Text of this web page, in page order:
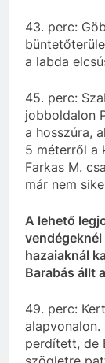
43. perc:
a labda
45. perc:
jobboldalon
a hosszúra,
5 méterről a
Farkas M.
már nem
A lehető
hazaiaknál
Barabás állt
49. perc:
alapvonalon.
perdített, de